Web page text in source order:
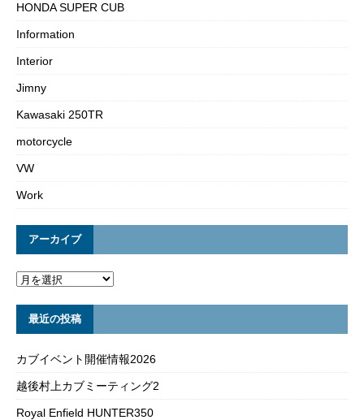
HONDA SUPER CUB
Information
Interior
Jimny
Kawasaki 250TR
motorcycle
VW
Work
アーカイブ
最近の投稿
カブイベント開催情報2026
越後村上カブミーティング2
Royal Enfield HUNTER350